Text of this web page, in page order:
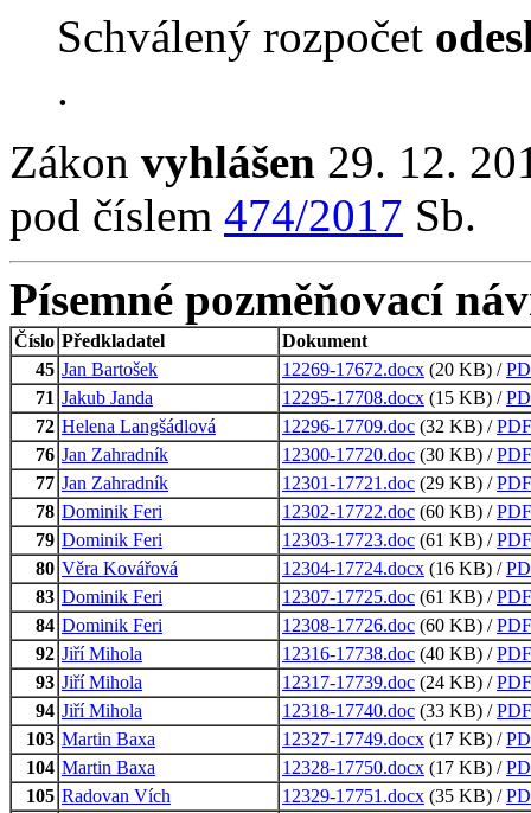
Schválený rozpočet
.
Zákon vyhlášen 29. 12.
pod číslem 474/2017 Sb.
Písemné pozměňovací
Číslo Předkladatel
Dokument
45 Jan Bartošek 12269-17672.docx (20 KB) /
71 Jakub Janda 12295-17708.docx (15 KB) /
72 Helena Langšádlová 12296-17709.doc (32 KB) /PDF
76 Jan Zahradník 12300-17720.doc (30 KB) /PDF
77 Jan Zahradník 12301-17721.doc (29 KB) /PDF
78 Dominik Feri 12302-17722.doc (60 KB) /PDF
79 Dominik Feri 12303-17723.doc (61 KB) /PDF
80 Věra Kovářová 12304-17724.docx (16 KB) /
83 Dominik Feri 12307-17725.doc (61 KB) /PDF
84 Dominik Feri 12308-17726.doc (60 KB) /PDF
92 Jiří Mihola 12316-17738.doc (40 KB) /PDF
93 Jiří Mihola 12317-17739.doc (24 KB) /PDF
94 Jiří Mihola 12318-17740.doc (33 KB) /PDF
103 Martin Baxa 12327-17749.docx (17 KB) /
104 Martin Baxa 12328-17750.docx (17 KB) /
105 Radovan Vích 12329-17751.docx (35 KB) /